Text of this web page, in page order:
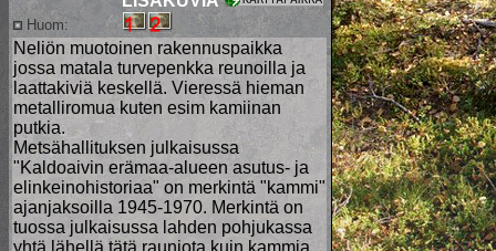
Huom:
Neliön muotoinen rakennuspaikka
jossa matala turvepenkka reunoilla ja
laattakiviä keskellä. Vieressä hieman
metalliromua kuten esim kamiinan
putkia.
Metsähallituksen julkaisussa
"Kaldoaivin erämaa-alueen asutus- ja
elinkeinohistoriaa" on merkintä "kammi"
ajanjaksoilla 1945-1970. Merkintä on
tuossa julkaisussa lahden pohjukassa
yhtä lähellä tätä rauniota kuin kammia